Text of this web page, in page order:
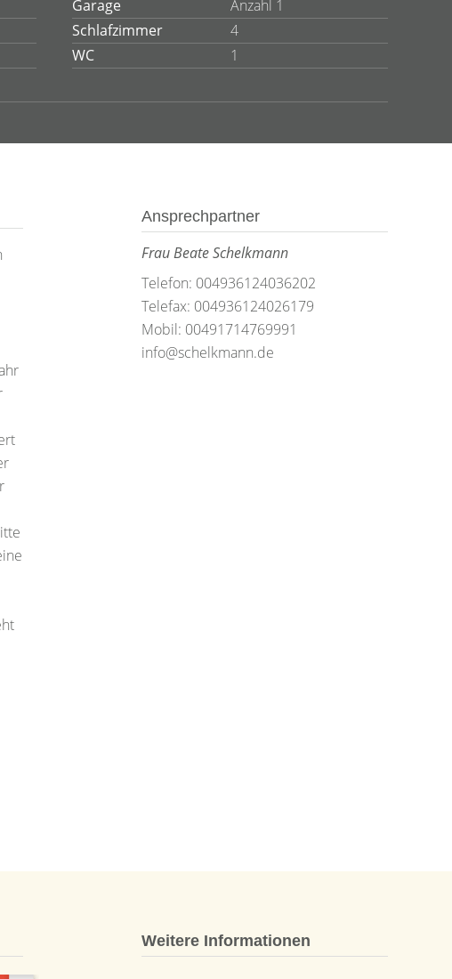
Garage
Anzahl 1
Schlafzimmer
4
WC
1
Ansprechpartner
Frau Beate Schelkmann
Telefon: 004936124036202
Telefax: 004936124026179
Mobil: 00491714769991
info@schelkmann.de
Weitere Informationen